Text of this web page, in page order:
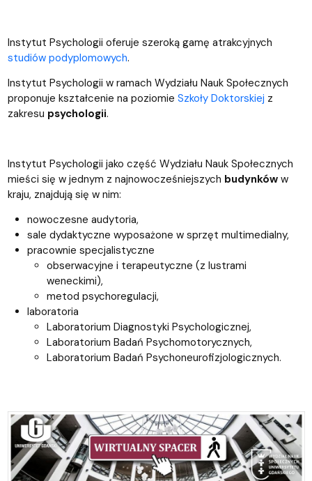
Instytut Psychologii oferuje szeroką gamę atrakcyjnych
studiów podyplomowych.
Instytut Psychologii w ramach Wydziału Nauk Społecznych
proponuje kształcenie na poziomie Szkoły Doktorskiej z
zakresu psychologii.
Instytut Psychologii jako część Wydziału Nauk Społecznych
mieści się w jednym z najnowocześniejszych budynkóww
kraju, znajdują się w nim:
nowoczesne audytoria,
sale dydaktyczne wyposażone w sprzęt multimedialny,
pracownie specjalistyczne
obserwacyjne i terapeutyczne (z lustrami
weneckimi),
metod psychoregulacji,
laboratoria
Laboratorium Diagnostyki Psychologicznej,
Laboratorium Badań Psychomotorycznych,
Laboratorium Badań Psychoneurofizjologicznych.